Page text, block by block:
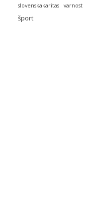
slovenskakaritas varnost
šport